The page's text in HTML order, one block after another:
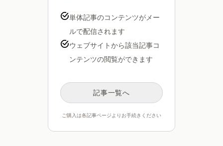
単体記事のコンテンツがメー
ルで配信されます
ウェブサイトから該当記事コ
ンテンツの閲覧ができます
記事一覧へ
ご購入は各記事ページよりお手続きください